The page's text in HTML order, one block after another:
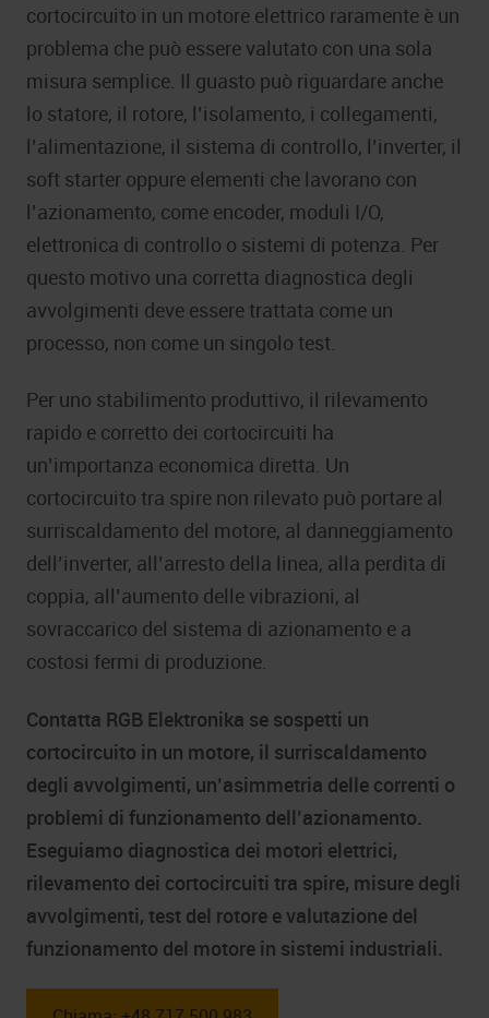
cortocircuito in un motore elettrico raramente è un
problema che può essere valutato con una sola
misura semplice. Il guasto può riguardare anche
lo statore, il rotore, l’isolamento, i collegamenti,
l’alimentazione, il sistema di controllo, l’inverter, il
soft starter oppure elementi che lavorano con
l’azionamento, come encoder, moduli I/O,
elettronica di controllo o sistemi di potenza. Per
questo motivo una corretta diagnostica degli
avvolgimenti deve essere trattata come un
processo, non come un singolo test.
Per uno stabilimento produttivo, il rilevamento
rapido e corretto dei cortocircuiti ha
un’importanza economica diretta. Un
cortocircuito tra spire non rilevato può portare al
surriscaldamento del motore, al danneggiamento
dell’inverter, all’arresto della linea, alla perdita di
coppia, all’aumento delle vibrazioni, al
sovraccarico del sistema di azionamento e a
costosi fermi di produzione.
Contatta RGB Elektronika se sospetti un
cortocircuito in un motore, il surriscaldamento
degli avvolgimenti, un’asimmetria delle correnti o
problemi di funzionamento dell’azionamento.
Eseguiamo diagnostica dei motori elettrici,
rilevamento dei cortocircuiti tra spire, misure degli
avvolgimenti, test del rotore e valutazione del
funzionamento del motore in sistemi industriali.